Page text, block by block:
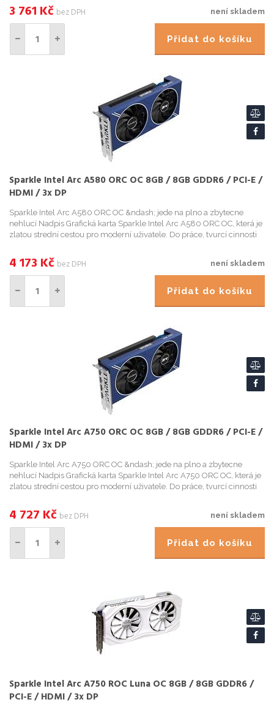
není skladem
3 761 Kč bez DPH
Přidat do košíku
Sparkle Intel Arc A580 ORC OC 8GB / 8GB GDDR6 / PCI-E /
HDMI / 3x DP
Sparkle Intel Arc A580 ORC OC &ndash; jede na plno a zbytecne
nehlucí Nadpis Grafická karta Sparkle Intel Arc A580 ORC OC, která je
zlatou strední cestou pro moderní uživatele. Do práce, tvurcí cinnosti
není skladem
4 173 Kč bez DPH
Přidat do košíku
Sparkle Intel Arc A750 ORC OC 8GB / 8GB GDDR6 / PCI-E /
HDMI / 3x DP
Sparkle Intel Arc A750 ORC OC &ndash; jede na plno a zbytecne
nehlucí Nadpis Grafická karta Sparkle Intel Arc A750 ORC OC, která je
zlatou strední cestou pro moderní uživatele. Do práce, tvurcí cinnosti
není skladem
4 727 Kč bez DPH
Přidat do košíku
Sparkle Intel Arc A750 ROC Luna OC 8GB / 8GB GDDR6 /
PCI-E / HDMI / 3x DP